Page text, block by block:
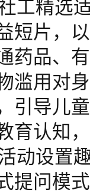
工精选
短片，
药品、
滥用对
引导儿
育认知
动设置
提问模